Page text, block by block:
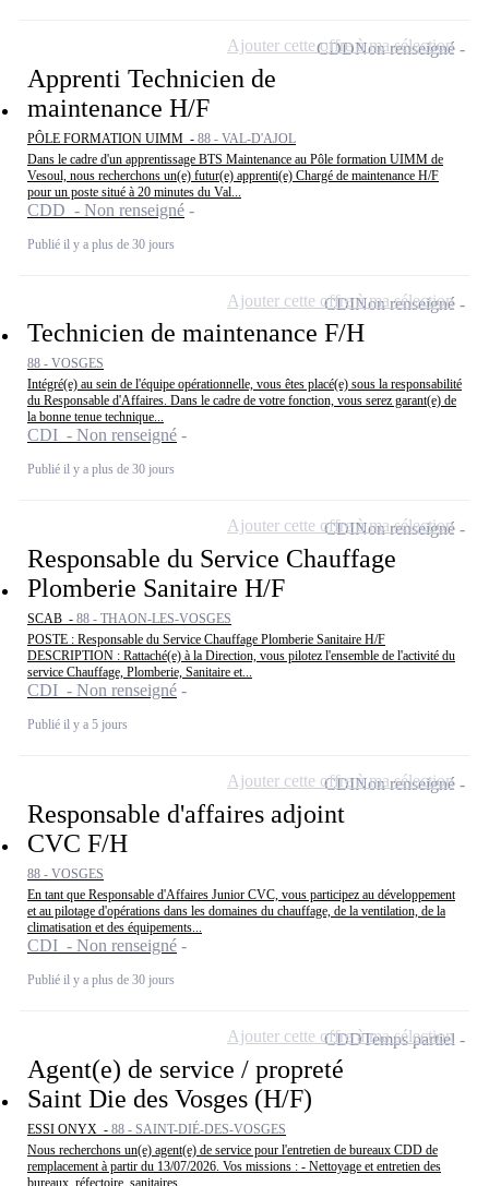
Apprenti Technicien de
maintenance H/F
PÔLE FORMATION UIMM - 88 - VAL-D'AJOL
Dans le cadre d'un apprentissage BTS Maintenance au Pôle formation UIMM de
Vesoul, nous recherchons un(e) futur(e) apprenti(e) Chargé de maintenance H/F
pour un poste situé à 20 minutes du Val...
CDD - Non renseigné
Publié il y a plus de 30 jours
CDDNon renseigné
Ajouter cette offre à ma sélection
Technicien de maintenance F/H
88 - VOSGES
Intégré(e) au sein de l'équipe opérationnelle, vous êtes placé(e) sous la responsabilité
du Responsable d'Affaires. Dans le cadre de votre fonction, vous serez garant(e) de
la bonne tenue technique...
CDI - Non renseigné
Publié il y a plus de 30 jours
CDINon renseigné
Ajouter cette offre à ma sélection
Responsable du Service Chauffage
Plomberie Sanitaire H/F
SCAB - 88 - THAON-LES-VOSGES
POSTE : Responsable du Service Chauffage Plomberie Sanitaire H/F
DESCRIPTION : Rattaché(e) à la Direction, vous pilotez l'ensemble de l'activité du
service Chauffage, Plomberie, Sanitaire et...
CDI - Non renseigné
Publié il y a 5 jours
CDINon renseigné
Ajouter cette offre à ma sélection
Responsable d'affaires adjoint
CVC F/H
88 - VOSGES
En tant que Responsable d'Affaires Junior CVC, vous participez au développement
et au pilotage d'opérations dans les domaines du chauffage, de la ventilation, de la
climatisation et des équipements...
CDI - Non renseigné
Publié il y a plus de 30 jours
CDINon renseigné
Ajouter cette offre à ma sélection
Agent(e) de service / propreté
Saint Die des Vosges (H/F)
ESSI ONYX - 88 - SAINT-DIÉ-DES-VOSGES
Nous recherchons un(e) agent(e) de service pour l'entretien de bureaux CDD de
remplacement à partir du 13/07/2026. Vos missions : - Nettoyage et entretien des
bureaux, réfectoire, sanitaires,...
CDDTemps partiel
Ajouter cette offre à ma sélection